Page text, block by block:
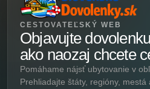
CESTOVATEĽSKÝ WEB
Objavujte
ako naozaj chcete
Pomáhame nájsť ubytovanie v
Prehliadajte štáty, regióny,